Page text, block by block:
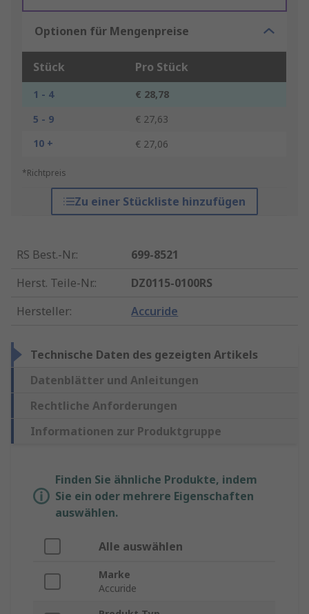
Optionen für Mengenpreise
Stück Pro Stück
1 - 4
€ 28,78
5 - 9
€ 27,63
10 +
€ 27,06
*Richtpreis
Zu einer Stückliste hinzufügen
RS Best.-Nr.:
699-8521
Herst. Teile-Nr.:
DZ0115-0100RS
Hersteller: Accuride
Technische Daten des gezeigten Artikels
Datenblätter und Anleitungen
Rechtliche Anforderungen
Informationen zur Produktgruppe
Finden Sie ähnliche Produkte, indem
Sie ein oder mehrere Eigenschaften
auswählen.
Alle auswählen
Marke
Accuride